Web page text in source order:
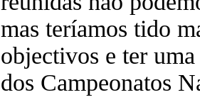
mas teríamos tido
objectivos e ter
dos Campeonatos